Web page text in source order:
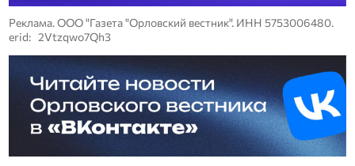
Реклама. ООО "Газета "Орловский вестник". ИНН 5753006480.
erid: 2Vtzqwo7Qh3